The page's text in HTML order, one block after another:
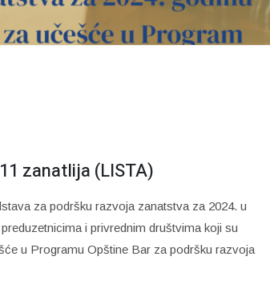
zanatlija (LISTA)
za podršku razvoja zanatstva za 2024. u
i privrednim društvima koji su
u Programu Opštine Bar za podršku razvoja